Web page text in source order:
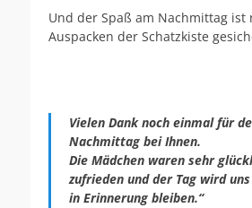
Und der Spaß am Nachmittag ist
Auspacken der Schatzkiste
Vielen Dank noch einmal für
Nachmittag bei Ihnen.
Die Mädchen waren sehr
zufrieden und der Tag wird
in Erinnerung bleiben.“